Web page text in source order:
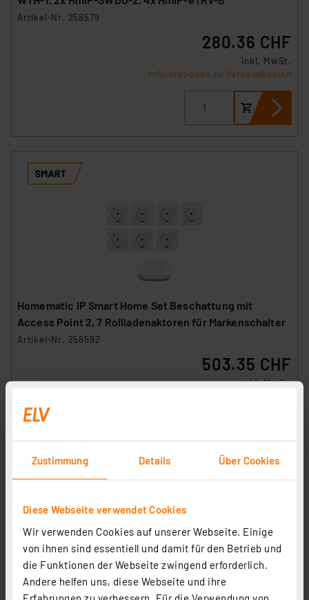
Zustimmung Details Über Cookies
Diese Webseite verwendet Cookies
Wir verwenden Cookies auf unserer Webseite. Einige
von ihnen sind essentiell und damit für den Betrieb und
die Funktionen der Webseite zwingend erforderlich.
Andere helfen uns, diese Webseite und ihre
Erfahrungen zu verbessern. Für die Verwendung von
Artikel-Nr. 258579
280.36 CHF
inkl. MwSt.
Informationen zu Versandkosten
Homematic IP Smart Home Set Beschattung mit
Access Point 2, 7 Rollladenaktoren für Markenschalter
Artikel-Nr. 258592
503.35 CHF
inkl. MwSt.